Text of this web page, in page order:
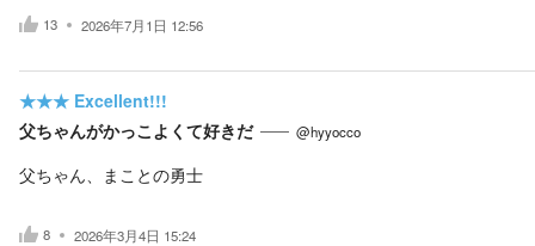
13 2026年7月1日 12:56
★★★ Excellent!!!
父ちゃんがかっこよくて好きだ
@hyyocco
父ちゃん、まことの勇士
8 2026年3月4日 15:24